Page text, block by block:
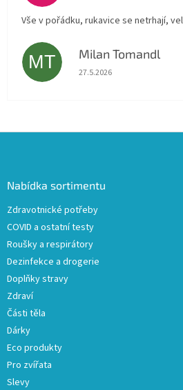
Vše v pořádku, rukavice se netrhají,
MT Milan Tomandl
Hodnocení obchodu je 5
27.5.2026
Nabídka sortimentu
Zdravotnické potřeby
COVID a ostatní testy
Roušky a respirátory
Dezinfekce a drogerie
Doplňky stravy
Zdraví
Části těla
Dárky
Eco produkty
Pro zvířata
Slevy